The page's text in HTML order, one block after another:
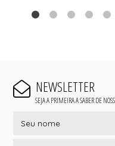
NEWSLETTER
SEJA A PRIMEIRA A SABER DE